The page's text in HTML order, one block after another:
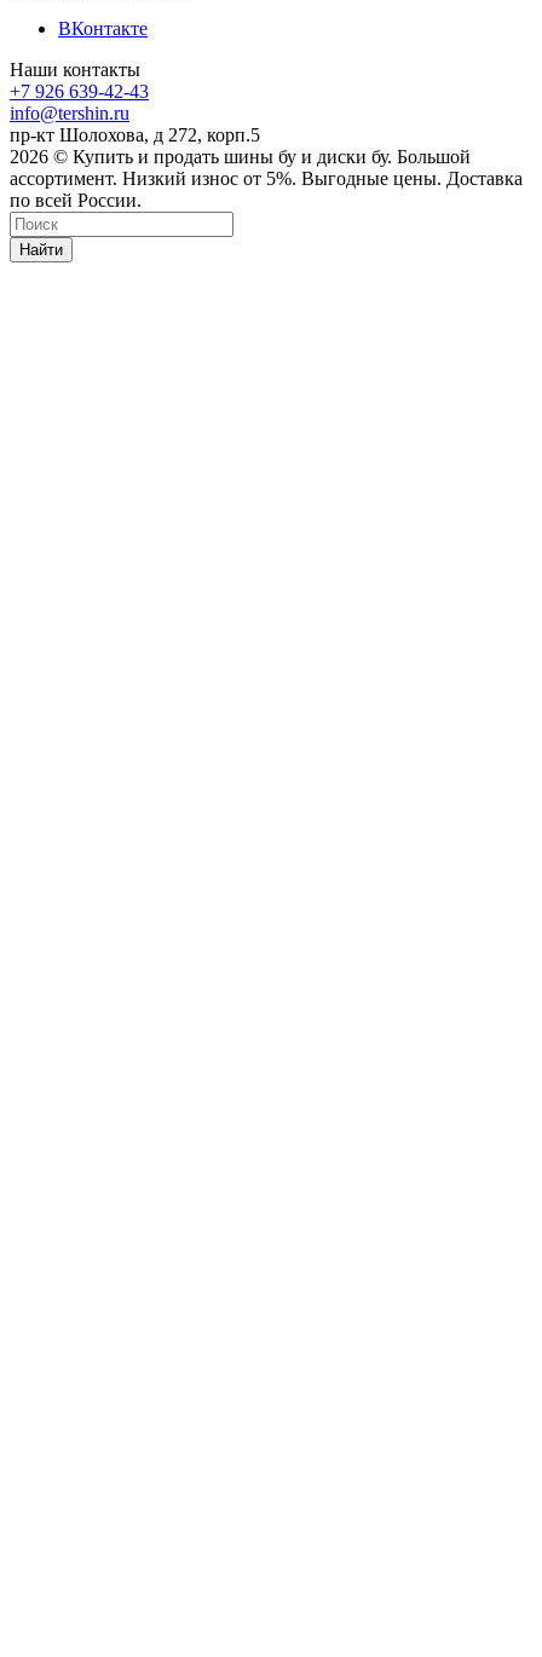
ВКонтакте
Наши контакты
+7 926 639-42-43
info@tershin.ru
пр-кт Шолохова, д 272, корп.5
2026 © Купить и продать шины бу и диски бу. Большой
ассортимент. Низкий износ от 5%. Выгодные цены. Доставка
по всей России.
Найти